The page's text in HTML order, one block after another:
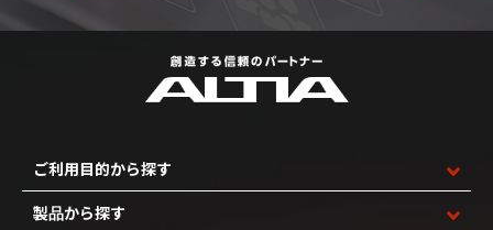
ご利用目的から探す
製品から探す